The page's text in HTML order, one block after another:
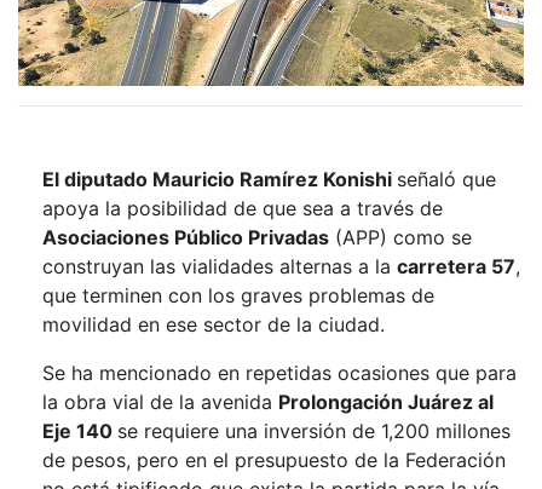
El diputado Mauricio Ramírez Konishi señaló que
apoya la posibilidad de que sea a través de
Asociaciones Público Privadas (APP) como se
construyan las vialidades alternas a la carretera 57,
que terminen con los graves problemas de
movilidad en ese sector de la ciudad.
Se ha mencionado en repetidas ocasiones que para
la obra vial de la avenida Prolongación Juárez al
Eje 140 se requiere una inversión de 1,200 millones
de pesos, pero en el presupuesto de la Federación